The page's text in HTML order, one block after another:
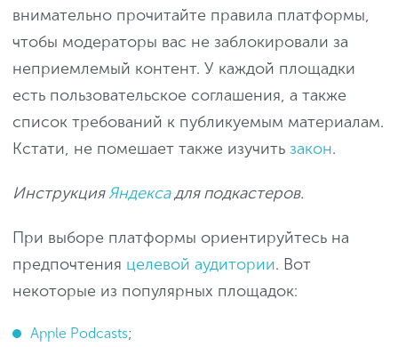
внимательно прочитайте правила платформы,
чтобы модераторы вас не заблокировали за
неприемлемый контент. У каждой площадки
есть пользовательское соглашения, а также
список требований к публикуемым материалам.
Кстати, не помешает также изучить закон.
ИнструкцияЯндексадля подкастеров.
При выборе платформы ориентируйтесь на
предпочтения целевой аудитории. Вот
некоторые из популярных площадок:
Apple Podcasts;